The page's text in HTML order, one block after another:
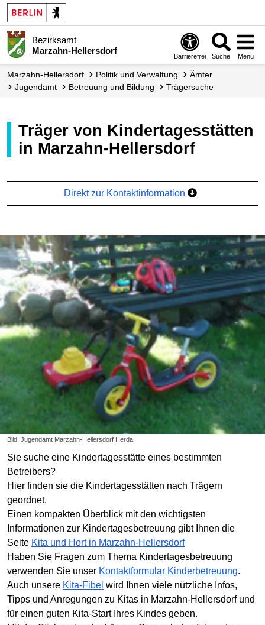
Bezirksamt
Marzahn-Hellersdorf
Barrierefrei Suche Menü
Marzahn-Hellersdorf Politik und Verwaltung
Ämter
Jugendamt
Betreuung und Bildung Trägersuche
Träger von Kindertagesstätten
in Marzahn-Hellersdorf
Direkt zur Kontaktinformation
Bild: Jugendamt Marzahn-Hellersdorf Herda
Sie suche eine Kindertagesstätte eines bestimmten
Betreibers?
Hier finden sie die Kindertagesstätten nach Trägern
geordnet.
Einen kompakten Überblick mit den wichtigsten
Informationen zur Kindertagesbetreuung gibt Ihnen die
Seite Kita und Hort in Marzahn-Hellersdorf
Haben Sie Fragen zum Thema Kindertagesbetreuung
verwenden Sie unser Kontaktformular Kinderbetreuung.
Auch unsere Kita-Fibel wird Ihnen viele nützliche Infos,
Tipps und Anregungen zu Kitas in Marzahn-Hellersdorf und
für einen guten Kita-Start Ihres Kindes geben.